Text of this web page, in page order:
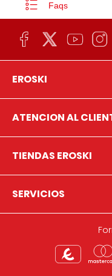
Faqs
EROSKI
ATENCION AL
TIENDAS EROSKI
SERVICIOS